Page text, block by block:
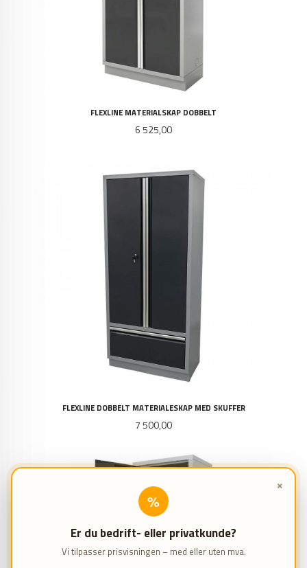
×
%
Er du bedrift- eller privatkunde?
Vi tilpasser prisvisningen – med eller uten mva.
FLEXLINE MATERIALSKAP DOBBELT
Pris
6 525,00
FLEXLINE DOBBELT MATERIALESKAP MED SKUFFER
Pris
7 500,00